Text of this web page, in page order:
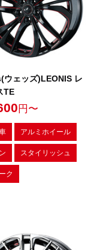
ウェッズ)LEONIS レ
TE
円〜
アルミホイール
スタイリッシュ
ク